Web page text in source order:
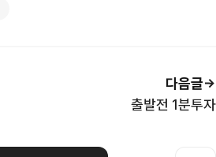
출발전 1분투자
다음글